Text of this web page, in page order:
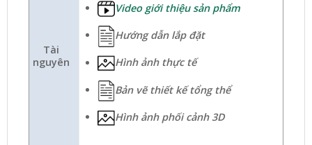
Tài
nguyên
Video giới thiệu sản phẩm
Hướng dẫn lắp đặt
Hình ảnh thực tế
Bản vẽ thiết kế tổng thể
Hình ảnh phối cảnh 3D